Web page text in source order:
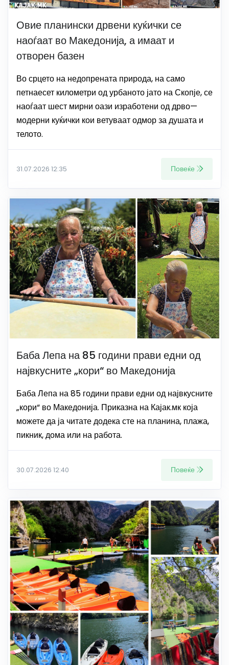
Овие планински дрвени куќички се
наоѓаат во Македонија, а имаат и
отворен базен
Во срцето на недопрената природа, на само
петнаесет километри од урбаното јато на Скопје, се
наоѓаат шест мирни оази изработени од дрво—
модерни куќички кои ветуваат одмор за душата и
телото.
31.07.2026 12:35 Повеќе
Баба Лепа на 85 години прави едни од
највкусните „кори“ во Македонија
Баба Лепа на 85 години прави едни од највкусните
„кори“ во Македонија. Приказна на Кајак.мк која
можете да ја читате додека сте на планина, плажа,
пикник, дома или на работа.
30.07.2026 12:40 Повеќе